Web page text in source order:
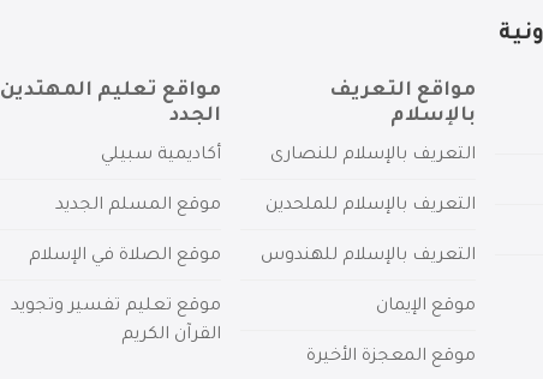
مواقع التعريف
بالإسلام
التعريف بالإسلام للنصارى
التعريف بالإسلام للملحدين
التعريف بالإسلام للهندوس
موقع الإيمان
موقع المعجزة الأخيرة
مواقع تعليم المهتدين
الجدد
أكاديمية سبيلي
موقع المسلم الجديد
موقع الصلاة في الإسلام
موقع تعليم تفسير وتجويد
القرآن الكريم